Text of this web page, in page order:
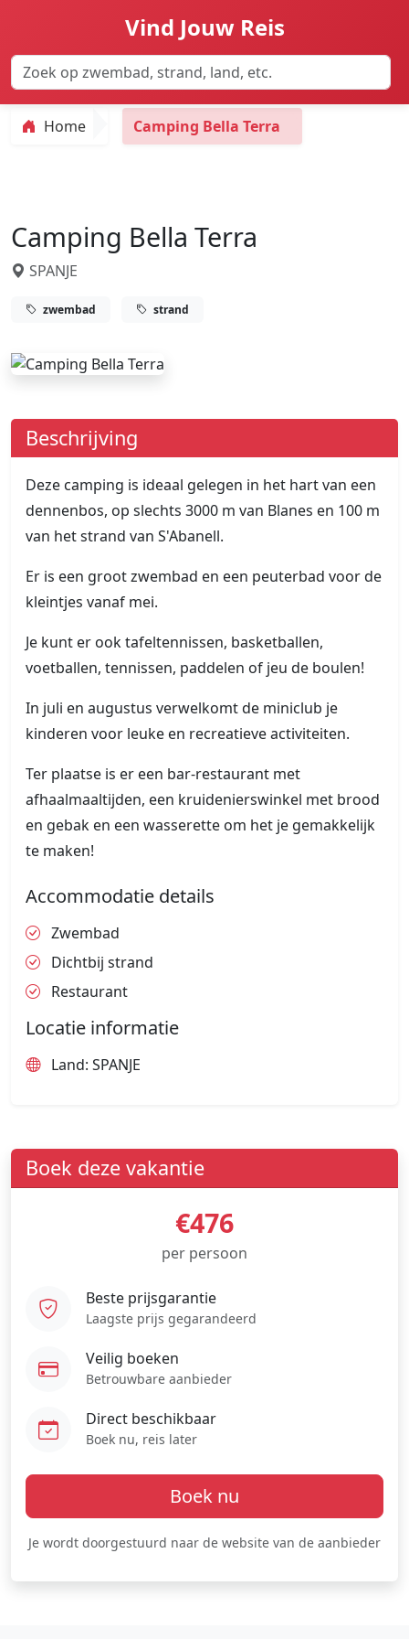
Vind Jouw Reis
Home Camping Bella Terra
Camping Bella Terra
SPANJE
zwembad strand
Beschrijving
Deze camping is ideaal gelegen in het hart van een
dennenbos, op slechts 3000 m van Blanes en 100 m
van het strand van S'Abanell.
Er is een groot zwembad en een peuterbad voor de
kleintjes vanaf mei.
Je kunt er ook tafeltennissen, basketballen,
voetballen, tennissen, paddelen of jeu de boulen!
In juli en augustus verwelkomt de miniclub je
kinderen voor leuke en recreatieve activiteiten.
Ter plaatse is er een bar-restaurant met
afhaalmaaltijden, een kruidenierswinkel met brood
en gebak en een wasserette om het je gemakkelijk
te maken!
Accommodatie details
Zwembad
Dichtbij strand
Restaurant
Locatie informatie
Land: SPANJE
Boek deze vakantie
€476
per persoon
Beste prijsgarantie
Laagste prijs gegarandeerd
Veilig boeken
Betrouwbare aanbieder
Direct beschikbaar
Boek nu, reis later
Boek nu
Je wordt doorgestuurd naar de website van de aanbieder